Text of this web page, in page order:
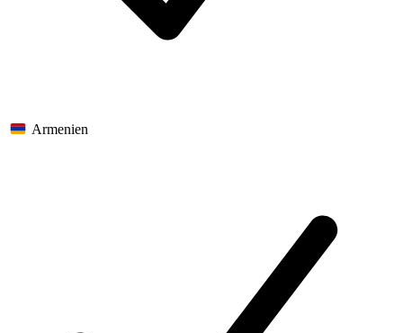
Armenien